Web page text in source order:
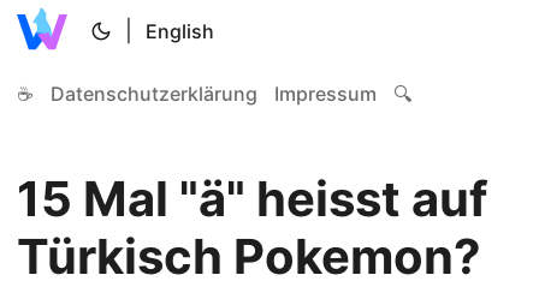
English
☕ Datenschutzerklärung Impressum 🔍
15 Mal "ä" heisst auf
Türkisch Pokemon?